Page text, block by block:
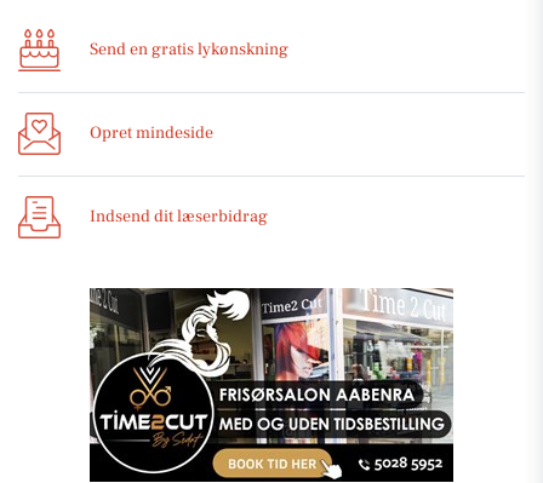
Send en gratis lykønskning
Opret mindeside
Indsend dit læserbidrag